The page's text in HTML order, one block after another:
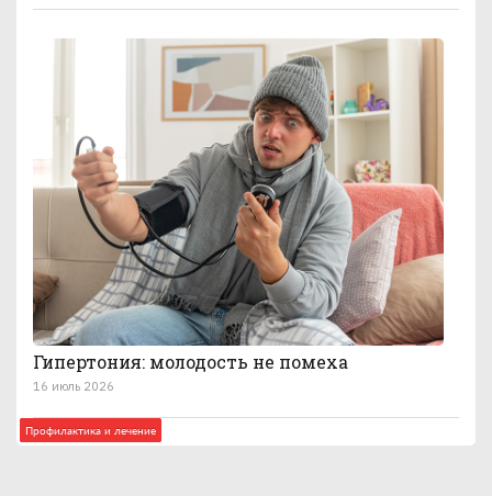
Профилактика и лечение
Анатомия болезни
Профилактика и лечение
Профилактика и лечение
Профилактика и лечение
Гипертония: молодость не помеха
16 июль 2026